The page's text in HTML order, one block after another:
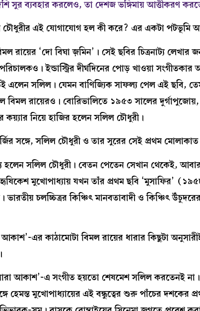
সুর ব্যবহার করলেও, তা দেশজ ভঙ্গিমায় আত্তীকরণ
চৌধুরীর এই যোগাযোগ হল কী করে? এর একটা পটভূমি
রায়ের ‘দো বিঘা জ়মিন’। সেই ছবির চিত্রনাট্য
ইন্ডাস্ট্রির দীর্ঘদিনের পোড় খাওয়া সংগীতকার
এলেন সলিল। যেমন বাণিজ্যিক সাফল্য পেল এই ছবি,
বিমল রায়েরও। বোরিভালিতে ১৯৫৩ সালের
নিয়ে হাজির হলেন সলিল চৌধুরী।
সঙ্গে, সলিল চৌধুরী ও তার সুরের সেই প্রথম
হলেন সলিল চৌধুরী। বেতন পেতেন সেখান থেকেই,
হৃষিকেশ মুখোপাধ্যায় যখন তাঁর প্রথম ছবি ‘মুসাফির’
চলচ্চিত্রর কিঞ্চিৎ মানবতাবাদী ও কিঞ্চিৎ
আকাশ’-এর কাঠামোটা বিমল রায়ের ধারার কিছুটা
আকাশ’-এ সংগীত হয়তো শেষমেশ সলিল করতেনই না।
হেমন্ত মুখোপাধ্যায়ের এই বন্ধুত্বের শুরু পাঁচের দশকের